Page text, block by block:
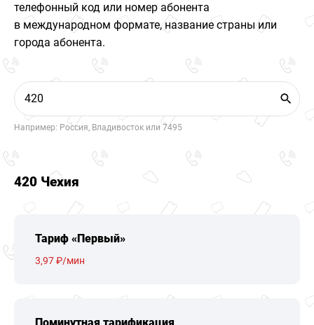
телефонный код или номер абонента
в международном формате, название страны или
города абонента.
Например: Россия, Владивосток или 7495
420 Чехия
Тариф «Первый»
3,97 ₽/мин